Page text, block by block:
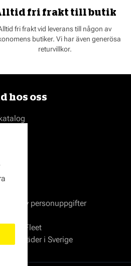
fri frakt till butik
fri frakt vid leverans till någon av
butiker. Vi har även generösa
returvillkor.
hos oss
av personuppgifter
Fleet
i Sverige